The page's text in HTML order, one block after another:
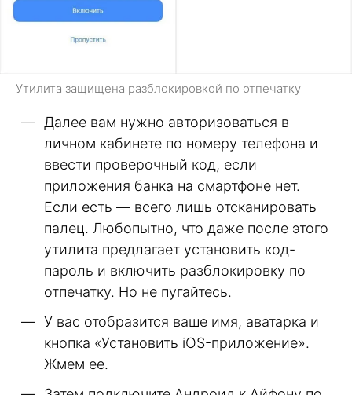
Утилита защищена разблокировкой по отпечатку
Далее вам нужно авторизоваться в
личном кабинете по номеру телефона и
ввести проверочный код, если
приложения банка на смартфоне нет.
Если есть — всего лишь отсканировать
палец. Любопытно, что даже после этого
утилита предлагает установить код-
пароль и включить разблокировку по
отпечатку. Но не пугайтесь.
У вас отобразится ваше имя, аватарка и
кнопка «Установить iOS-приложение».
Жмем ее.